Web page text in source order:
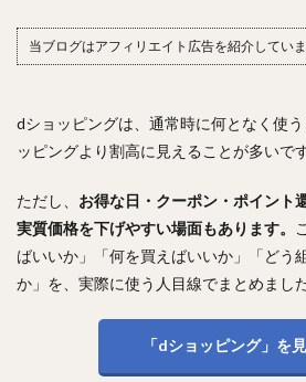
当ブログはアフィリエイト広告を紹介していま
dショッピングは、通常時に何となく使
ッピングより割高に見えることが多いです
ただし、 お得な日・クーポン・ポイント
実質価格を下げやすい場面もあります。
ばいいか」「何を買えばいいか」「どう
か」を、実際に使う人目線でまとめました
「dショッピング」を